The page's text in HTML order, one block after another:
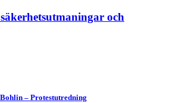
och
– Protestutredning